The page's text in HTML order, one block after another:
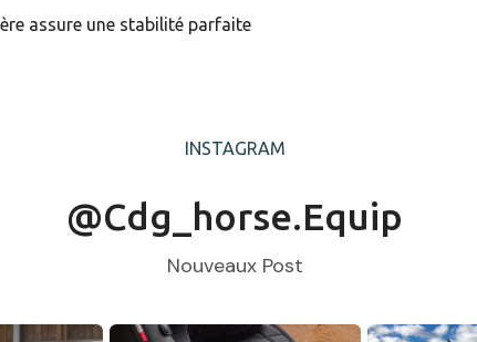
assure une stabilité parfaite
INSTAGRAM
@cdg_horse.equip
Nouveaux Post